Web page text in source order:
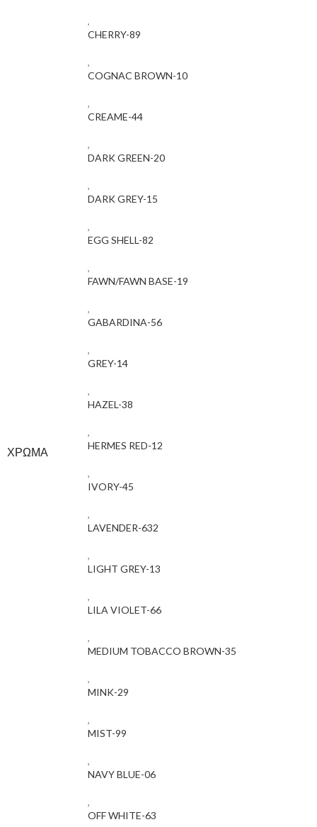
ΧΡΏΜΑ
,
CHERRY-89
,
COGNAC BROWN-10
,
CREAME-44
,
DARK GREEN-20
,
DARK GREY-15
,
EGG SHELL-82
,
FAWN/FAWN BASE-19
,
GABARDINA-56
,
GREY-14
,
HAZEL-38
,
HERMES RED-12
,
IVORY-45
,
LAVENDER-632
,
LIGHT GREY-13
,
LILA VIOLET-66
,
MEDIUM TOBACCO BROWN-35
,
MINK-29
,
MIST-99
,
NAVY BLUE-06
,
OFF WHITE-63